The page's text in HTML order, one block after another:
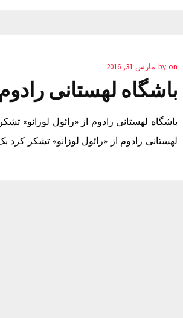
by on مارس 31, 2016
باشگاه لهستانی
باشگاه لهستانی رادوم از «رائول لوزانو»
لهستانی رادوم از «رائول لوزانو» تشکر کرد